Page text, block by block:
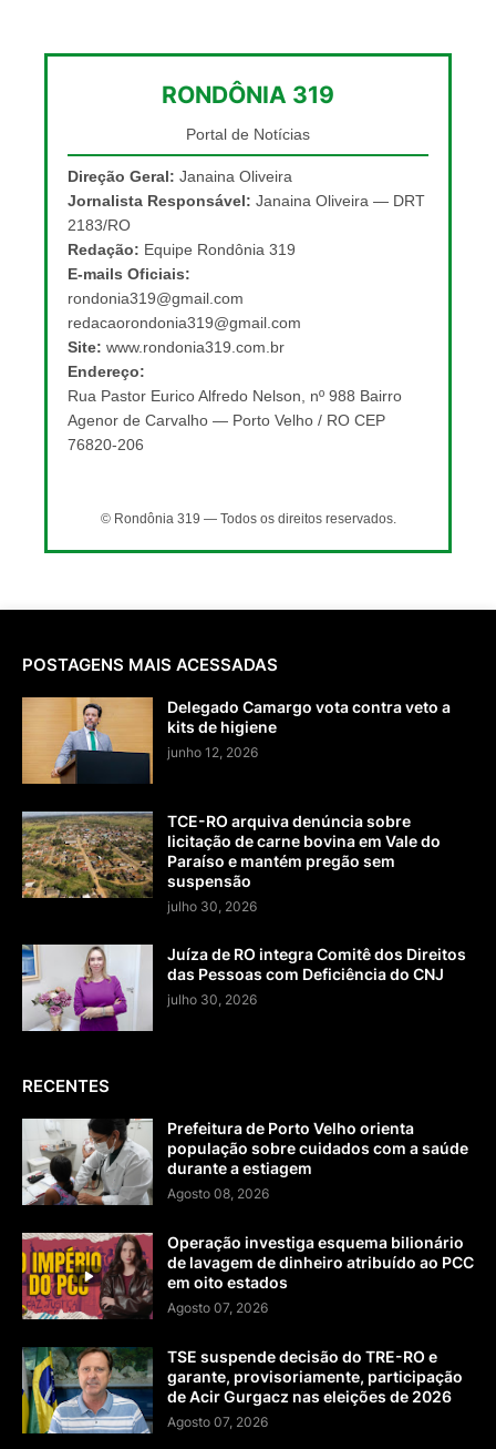
RONDÔNIA 319
Portal de Notícias
Direção Geral: Janaina Oliveira
Jornalista Responsável: Janaina Oliveira — DRT
2183/RO
Redação: Equipe Rondônia 319
E-mails Oficiais:
rondonia319@gmail.com
redacaorondonia319@gmail.com
Site: www.rondonia319.com.br
Endereço:
Rua Pastor Eurico Alfredo Nelson, nº 988 Bairro
Agenor de Carvalho — Porto Velho / RO CEP
76820-206
© Rondônia 319 — Todos os direitos reservados.
POSTAGENS MAIS ACESSADAS
Delegado Camargo vota contra veto a
kits de higiene
junho 12, 2026
TCE-RO arquiva denúncia sobre
licitação de carne bovina em Vale do
Paraíso e mantém pregão sem
suspensão
julho 30, 2026
Juíza de RO integra Comitê dos Direitos
das Pessoas com Deficiência do CNJ
julho 30, 2026
RECENTES
Prefeitura de Porto Velho orienta
população sobre cuidados com a saúde
durante a estiagem
Agosto 08, 2026
Operação investiga esquema bilionário
de lavagem de dinheiro atribuído ao PCC
em oito estados
Agosto 07, 2026
TSE suspende decisão do TRE-RO e
garante, provisoriamente, participação
de Acir Gurgacz nas eleições de 2026
Agosto 07, 2026